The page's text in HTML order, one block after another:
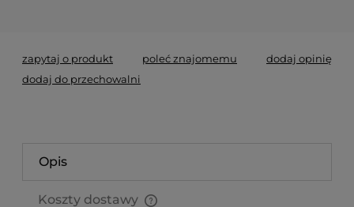
zapytaj o produkt poleć znajomemu
dodaj opinię
dodaj do przechowalni
Opis
Koszty dostawy